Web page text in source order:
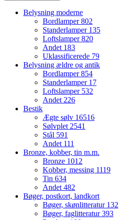
Belysning moderne
Bordlamper802
Standerlamper 135
Loftslamper820
Andet 183
Uklassificerede 79
Belysning ældre og antik
Bordlamper854
Standerlamper 17
Loftslamper 532
Andet226
Bestik
Ægte sølv 16516
Sølvplet2541
Stål 591
Andet 111
Bronze, kobber, tin m.m.
Bronze 1012
Kobber, messing 1119
Tin 634
Andet482
Bøger, postkort, landkort
Bøger, skønlitteratur 132
Bøger, faglitteratur393